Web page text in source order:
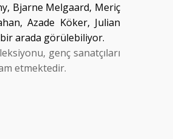
Bjarne Melgaard, Meriç
Azade Köker, Julian
arada görülebiliyor.
genç sanatçıları
etmektedir.